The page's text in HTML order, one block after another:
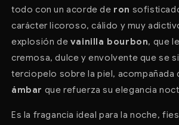
todo con un acorde de ron
carácter licoroso, cálido y muy
explosión de vainilla bourbon, que
cremosa, dulce y envolvente que se
terciopelo sobre la piel, acompañada
ámbar que refuerza su elegancia
Es la fragancia ideal para la noche,